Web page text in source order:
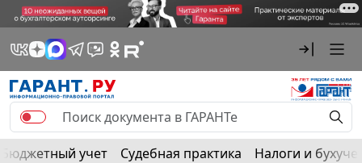
Бюджетный учет Судебная практика Налоги и